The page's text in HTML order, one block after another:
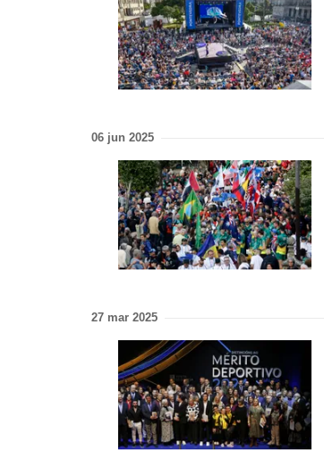
06 jun 2025
27 mar 2025